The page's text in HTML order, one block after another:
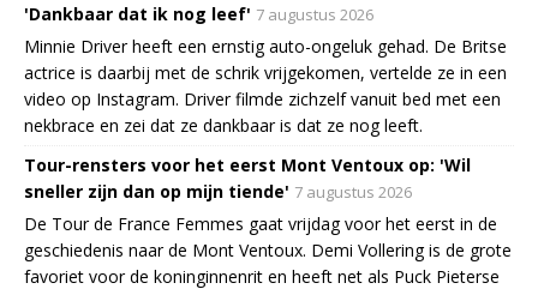
'Dankbaar dat ik nog leef' 7 augustus 2026
Minnie Driver heeft een ernstig auto-ongeluk gehad. De Britse
actrice is daarbij met de schrik vrijgekomen, vertelde ze in een
video op Instagram. Driver filmde zichzelf vanuit bed met een
nekbrace en zei dat ze dankbaar is dat ze nog leeft.
Tour-rensters voor het eerst Mont Ventoux op: 'Wil
sneller zijn dan op mijn tiende' 7 augustus 2026
De Tour de France Femmes gaat vrijdag voor het eerst in de
geschiedenis naar de Mont Ventoux. Demi Vollering is de grote
favoriet voor de koninginnenrit en heeft net als Puck Pieterse